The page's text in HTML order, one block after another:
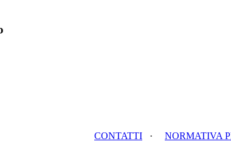
CONTATTI · NORMATIVA